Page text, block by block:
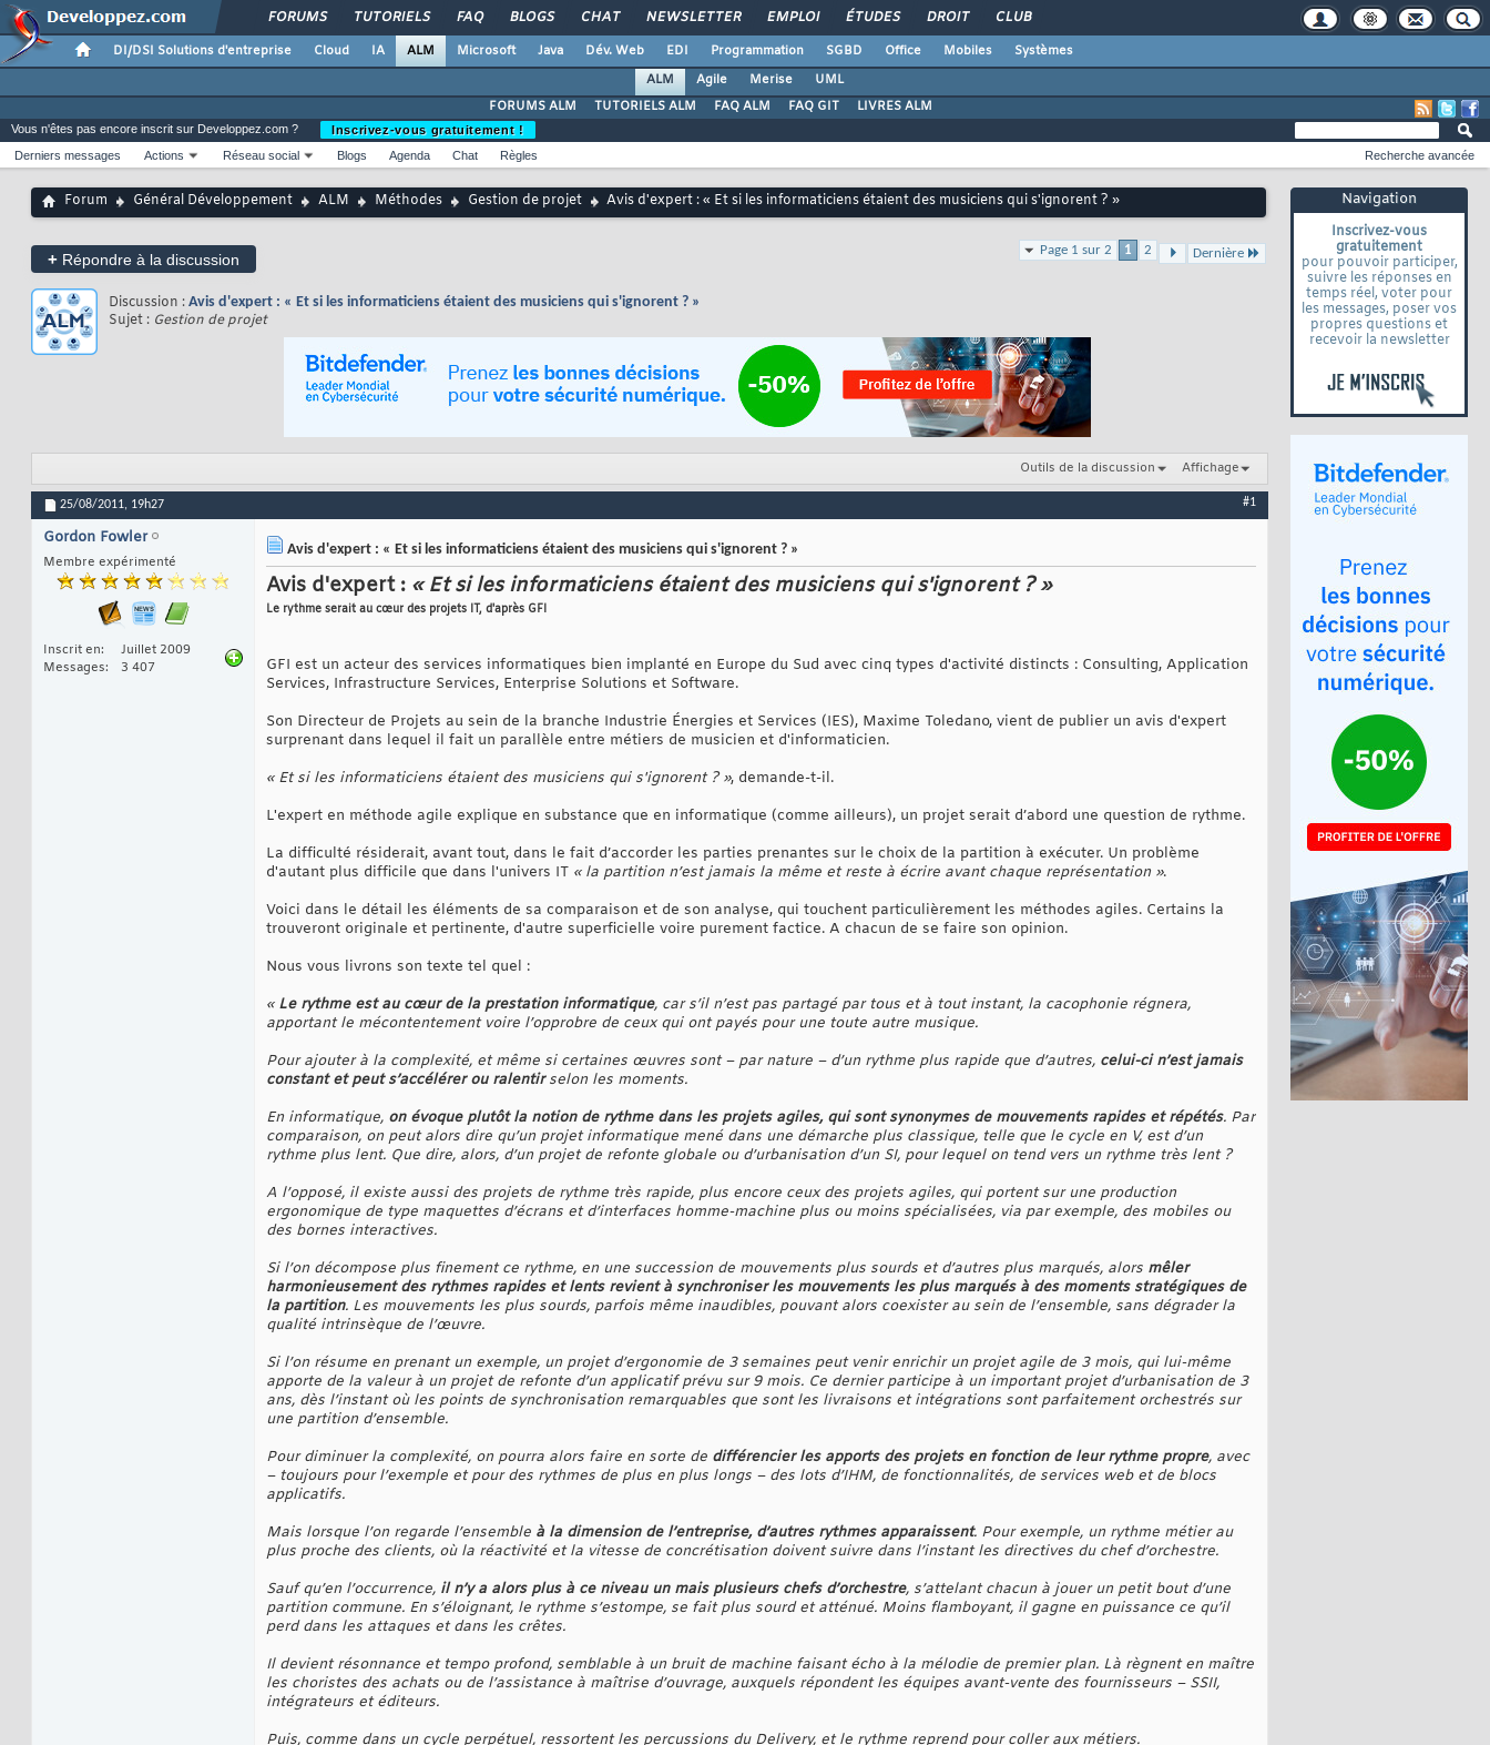
FORUMS TUTORIELS FAQ BLOGS CHAT NEWSLETTER EMPLOI ÉTUDES DROIT CLUB
DI/DSI Solutions d'entreprise Cloud IA ALM Microsoft Java Dév. Web EDI Programmation SGBD Office Mobiles
Systèmes
ALM
Agile Merise
UML
FORUMS ALM
TUTORIELS ALM FAQ ALM FAQ GIT LIVRES ALM
Navigation
Inscrivez-vous
gratuitement
pour pouvoir participer,
suivre les réponses en
temps réel, voter pour
les messages, poser vos
propres questions et
recevoir la newsletter
Vous n'êtes pas encore inscrit sur Developpez.com ?
Inscrivez-vous gratuitement !
Derniers messages
Actions Réseau social Blogs Agenda Chat Règles Recherche avancée
Forum Général Développement ALM Méthodes Gestion de projet Avis d'expert : « Et si les informaticiens étaient des musiciens qui s'ignorent ? »
+ Répondre à la discussion
Page 1 sur 2 1 2 Dernière
Discussion : Avis d'expert : « Et si les informaticiens étaient des musiciens qui s'ignorent ? »
Sujet : Gestion de projet
Outils de la discussion Affichage
25/08/2011, 19h27 #1
Gordon Fowler
Membre expérimenté
Inscrit en
Juillet 2009
Messages
3 407
Avis d'expert : « Et si les informaticiens étaient des musiciens qui s'ignorent ? »
Avis d'expert : « Et si les informaticiens étaient des musiciens qui s'ignorent ? »
Le rythme serait au cœur des projets IT, d'après GFI
GFI est un acteur des services informatiques bien implanté en Europe du Sud avec cinq types d'activité distincts : Consulting, Application
Services, Infrastructure Services, Enterprise Solutions et Software.
Son Directeur de Projets au sein de la branche Industrie Énergies et Services (IES), Maxime Toledano, vient de publier un avis d'expert
surprenant dans lequel il fait un parallèle entre métiers de musicien et d'informaticien.
« Et si les informaticiens étaient des musiciens qui s'ignorent ? », demande-t-il.
L'expert en méthode agile explique en substance que en informatique (comme ailleurs), un projet serait d’abord une question de rythme.
La difficulté résiderait, avant tout, dans le fait d’accorder les parties prenantes sur le choix de la partition à exécuter. Un problème
d'autant plus difficile que dans l'univers IT « la partition n’est jamais la même et reste à écrire avant chaque représentation ».
Voici dans le détail les éléments de sa comparaison et de son analyse, qui touchent particulièrement les méthodes agiles. Certains la
trouveront originale et pertinente, d'autre superficielle voire purement factice. A chacun de se faire son opinion.
Nous vous livrons son texte tel quel :
« Le rythme est au cœur de la prestation informatique, car s’il n’est pas partagé par tous et à tout instant, la cacophonie régnera,
apportant le mécontentement voire l’opprobre de ceux qui ont payés pour une toute autre musique.
Pour ajouter à la complexité, et même si certaines œuvres sont – par nature – d’un rythme plus rapide que d’autres, celui-ci n’est jamais
constant et peut s’accélérer ou ralentirselon les moments.
En informatique, on évoque plutôt la notion de rythme dans les projets agiles, qui sont synonymes de mouvements rapides et répétés. Par
comparaison, on peut alors dire qu’un projet informatique mené dans une démarche plus classique, telle que le cycle en V, est d’un
rythme plus lent. Que dire, alors, d’un projet de refonte globale ou d’urbanisation d’un SI, pour lequel on tend vers un rythme très lent ?
A l’opposé, il existe aussi des projets de rythme très rapide, plus encore ceux des projets agiles, qui portent sur une production
ergonomique de type maquettes d’écrans et d’interfaces homme-machine plus ou moins spécialisées, via par exemple, des mobiles ou
des bornes interactives.
Si l’on décompose plus finement ce rythme, en une succession de mouvements plus sourds et d’autres plus marqués, alors mêler
harmonieusement des rythmes rapides et lents revient à synchroniser les mouvements les plus marqués à des moments stratégiques de
la partition. Les mouvements les plus sourds, parfois même inaudibles, pouvant alors coexister au sein de l’ensemble, sans dégrader la
qualité intrinsèque de l’œuvre.
Si l’on résume en prenant un exemple, un projet d’ergonomie de 3 semaines peut venir enrichir un projet agile de 3 mois, qui lui-même
apporte de la valeur à un projet de refonte d’un applicatif prévu sur 9 mois. Ce dernier participe à un important projet d’urbanisation de 3
ans, dès l’instant où les points de synchronisation remarquables que sont les livraisons et intégrations sont parfaitement orchestrés sur
une partition d’ensemble.
Pour diminuer la complexité, on pourra alors faire en sorte de différencier les apports des projets en fonction de leur rythme propre, avec
– toujours pour l’exemple et pour des rythmes de plus en plus longs – des lots d’IHM, de fonctionnalités, de services web et de blocs
applicatifs.
Mais lorsque l’on regarde l’ensemble à la dimension de l’entreprise, d’autres rythmes apparaissent. Pour exemple, un rythme métier au
plus proche des clients, où la réactivité et la vitesse de concrétisation doivent suivre dans l’instant les directives du chef d’orchestre.
Sauf qu’en l’occurrence, il n’y a alors plus à ce niveau un mais plusieurs chefs d’orchestre, s’attelant chacun à jouer un petit bout d’une
partition commune. En s’éloignant, le rythme s’estompe, se fait plus sourd et atténué. Moins flamboyant, il gagne en puissance ce qu’il
perd dans les attaques et dans les crêtes.
Il devient résonnance et tempo profond, semblable à un bruit de machine faisant écho à la mélodie de premier plan. Là règnent en maître
les choristes des achats ou de l’assistance à maîtrise d’ouvrage, auxquels répondent les équipes avant-vente des fournisseurs – SSII,
intégrateurs et éditeurs.
Puis, comme dans un cycle perpétuel, ressortent les percussions du Delivery, et le rythme reprend pour coller aux métiers.